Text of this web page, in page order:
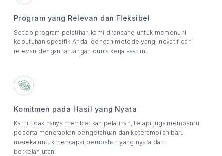
Program yang Relevan dan Fleksibel
Setiap program pelatihan kami dirancang untuk memenuhi
kebutuhan spesifik Anda, dengan metode yang inovatif dan
relevan dengan tantangan dunia kerja saat ini.
Komitmen pada Hasil yang Nyata
Kami tidak hanya memberikan pelatihan, tetapi juga membantu
peserta menerapkan pengetahuan dan keterampilan baru
mereka untuk mencapai perubahan yang nyata dan
berkelanjutan.